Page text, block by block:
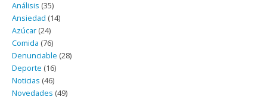
Análisis (35)
Ansiedad (14)
Azúcar (24)
Comida (76)
Denunciable (28)
Deporte (16)
Noticias (46)
Novedades (49)